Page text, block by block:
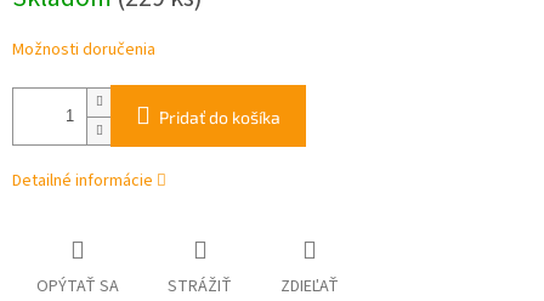
Možnosti doručenia
Pridať do košíka
Detailné informácie
OPÝTAŤ SA STRÁŽIŤ ZDIEĽAŤ